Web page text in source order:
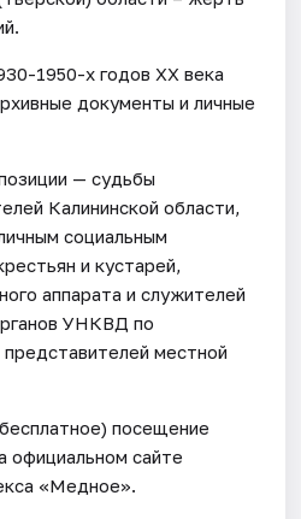
1950-х годов ХХ века
документы и личные
— судьбы
Калининской области,
социальным
и кустарей,
аппарата и служителей
УНКВД по
местной
посещение
официальном сайте
«Медное».